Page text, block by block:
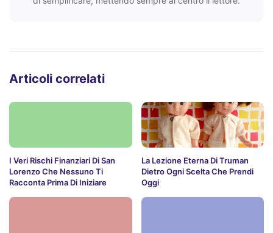
Articoli correlati
I Veri Rischi Finanziari Di San
Lorenzo Che Nessuno Ti
Racconta Prima Di Iniziare
La Lezione Eterna Di Truman
Dietro Ogni Scelta Che Prendi
Oggi